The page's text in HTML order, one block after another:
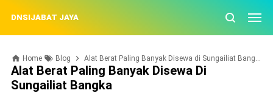
DNSIJABAT JAYA
Home Blog Alat Berat Paling Banyak Disewa di Sungailiat Bangka
Alat Berat Paling Banyak Disewa Di
Sungailiat Bangka